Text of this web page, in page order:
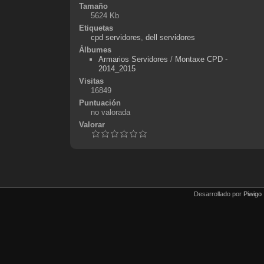
Tamaño
5624 Kb
Etiquetas
cpd servidores dell servidores
Álbumes
Armarios Servidores / Montaxe CPD -
2014_2015
Visitas
16849
Puntuación
no valorada
Valorar
Desarrollado por Piwigo